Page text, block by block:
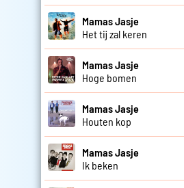
Mamas Jasje
Het tij zal keren
Mamas Jasje
Hoge bomen
Mamas Jasje
Houten kop
Mamas Jasje
Ik beken